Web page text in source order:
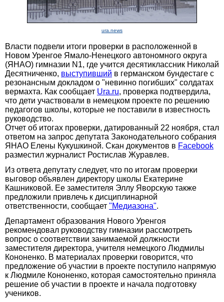
ura.news
Власти подвели итоги проверки в расположенной в
Новом Уренгое Ямало-Ненецкого автономного округа
(ЯНАО) гимназии N1, где учится десятиклассник Николай
Десятниченко, выступивший в германском бундестаге с
резонансным докладом о "невинно погибших" солдатах
вермахта. Как сообщает Ura.ru, проверка подтвердила,
что дети участвовали в немецком проекте по решению
педагогов школы, которые не поставили в известность
руководство.
Отчет об итогах проверки, датированный 22 ноября, стал
ответом на запрос депутата Законодательного собрания
ЯНАО Елены Кукушкиной. Скан документов в Facebook
разместил журналист Ростислав Журавлев.
Из ответа депутату следует, что по итогам проверки
выговор объявлен директору школы Екатерине
Кашниковой. Ее заместителя Эллу Яворскую также
предложили привлечь к дисциплинарной
ответственности, сообщает "Медиазона".
Департамент образования Нового Уренгоя
рекомендовал руководству гимназии рассмотреть
вопрос о соответствии занимаемой должности
заместителя директора, учителя немецкого Людмилы
Кононенко. В материалах проверки говорится, что
предложение об участии в проекте поступило напрямую
к Людмиле Кононенко, которая самостоятельно приняла
решение об участии в проекте и начала подготовку
учеников.